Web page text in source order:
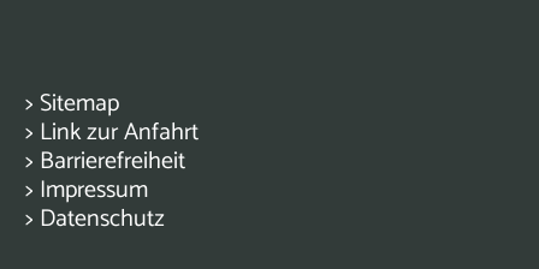
> Sitemap
> Link zur Anfahrt
> Barrierefreiheit
> Impressum
> Datenschutz